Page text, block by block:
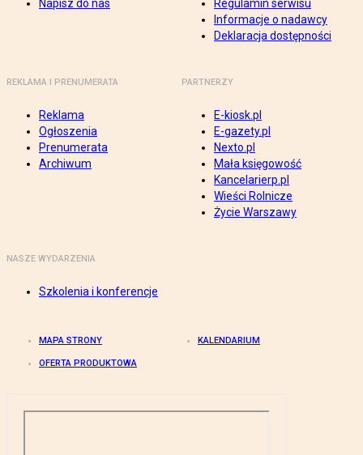
Napisz do nas
Regulamin serwisu
Informacje o nadawcy
Deklaracja dostępności
REKLAMA I PRENUMERATA
Reklama
Ogłoszenia
Prenumerata
Archiwum
PARTNERZY
E-kiosk.pl
E-gazety.pl
Nexto.pl
Mała księgowość
Kancelarierp.pl
Wieści Rolnicze
Życie Warszawy
NASZE WYDARZENIA
Szkolenia i konferencje
MAPA STRONY KALENDARIUM
OFERTA PRODUKTOWA